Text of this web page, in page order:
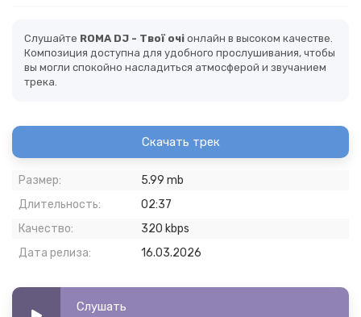
Слушайте ROMA DJ - Твої очі онлайн в высоком качестве.
Композиция доступна для удобного прослушивания, чтобы
вы могли спокойно насладиться атмосферой и звучанием
трека.
Скачать трек
Размер:
5.99 mb
Длительность:
02:37
Качество:
320 kbps
Дата релиза:
16.03.2026
Слушать